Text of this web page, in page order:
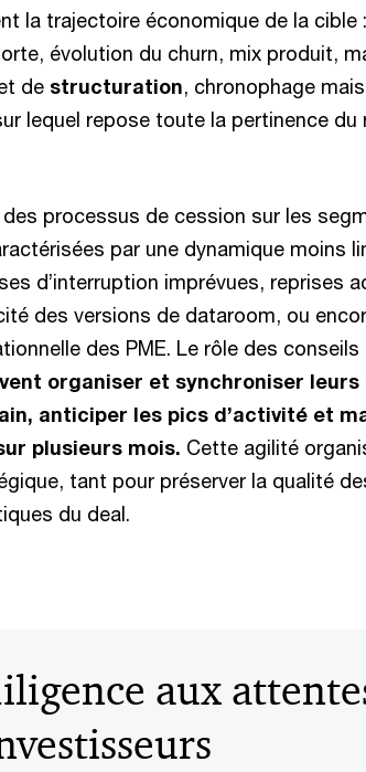
la trajectoire économique de la cible
évolution du churn, mix produit,
de structuration, chronophage
lequel repose toute la pertinence du
processus de cession sur les
par une dynamique moins
d’interruption imprévues, reprises
des versions de dataroom, ou
des PME. Le rôle des conseils
organiser et synchroniser leurs
anticiper les pics d’activité et
plusieurs mois. Cette agilité
tant pour préserver la qualité
du deal.
aux